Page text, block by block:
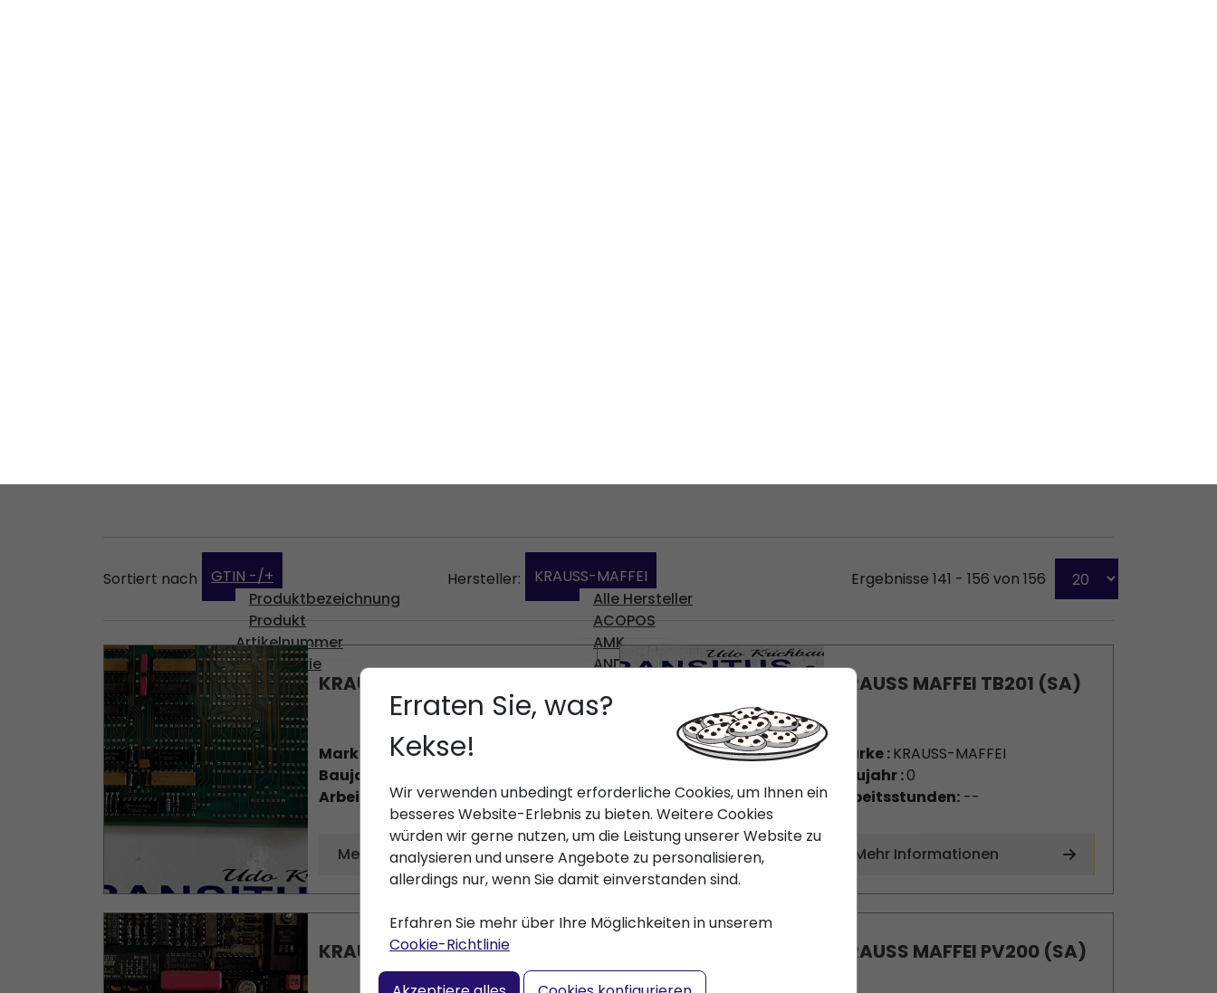
Sortiert nach
GTIN -/+
Produktbezeichnung
Produkt
Artikelnummer
Kategorie
Hersteller:
KRAUSS-MAFFEI
Alle Hersteller
ACOPOS
AMK
ANDERE
B&R
Battenfeld
BAUMULLER
BECKHOFF
BOSCH
Brueninghaus
DEMAG
DIAS
Ergebnisse 141 - 156 von 156
KRAUSS MAFFEI US101 (SA)
Marke :
KRAUSS-MAFFEI
Baujahr :
Arbeitsstunden:--
Mehr Informationen
KRAUSS MAFFEI TB201 (SA)
Marke :KRAUSS-MAFFEI
Baujahr :0
Arbeitsstunden:--
Mehr Informationen
KRAUSS MAFFEI SK201 (SA) KRAUSS MAFFEI PV200 (SA)